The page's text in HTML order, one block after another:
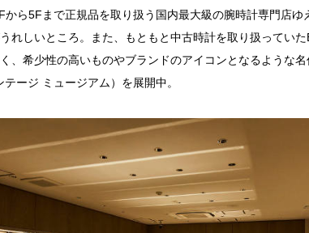
から5Fまで正規品を取り扱う国内最大級の腕時計専門店ゆ
れしいところ。また、もともと中古時計を取り扱ってい
、希少性の高いものやブランドのアイコンとなるような
ージ ミュージアム）を展開中。